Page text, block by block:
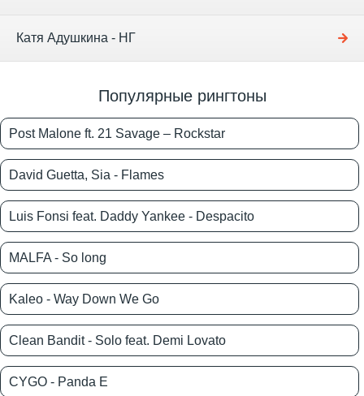
Катя Адушкина - НГ
Популярные рингтоны
Post Malone ft. 21 Savage – Rockstar
David Guetta, Sia - Flames
Luis Fonsi feat. Daddy Yankee - Despacito
MALFA - So long
Kaleo - Way Down We Go
Clean Bandit - Solo feat. Demi Lovato
CYGO - Panda E